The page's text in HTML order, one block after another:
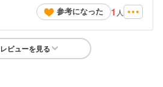
参考になった
1 人
レビューを見る